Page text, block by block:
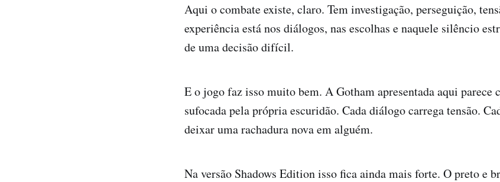
Aqui o combate existe, claro. Tem investigação, perseguição,
experiência está nos diálogos, nas escolhas e naquele silêncio
de uma decisão difícil.
E o jogo faz isso muito bem. A Gotham apresentada aqui parece
sufocada pela própria escuridão. Cada diálogo carrega tensão.
deixar uma rachadura nova em alguém.
Na versão Shadows Edition isso fica ainda mais forte. O preto e